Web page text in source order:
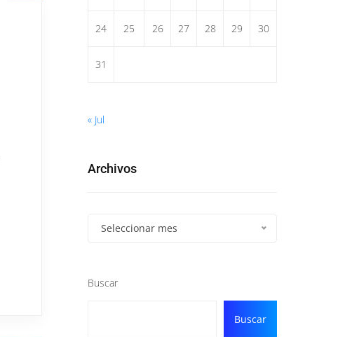
24 25 26 27 28 29 30
31
« Jul
Archivos
Seleccionar mes
Buscar
Buscar